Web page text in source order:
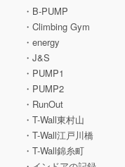
・B-PUMP
・Climbing Gym
・energy
・J&S
・PUMP1
・PUMP2
・RunOut
・T-Wall東村山
・T-Wall江戸川橋
・T-Wall錦糸町